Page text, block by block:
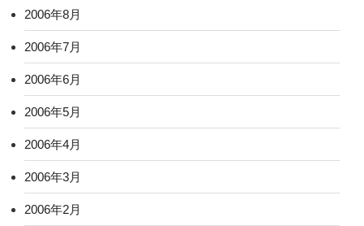
2006年8月
2006年7月
2006年6月
2006年5月
2006年4月
2006年3月
2006年2月